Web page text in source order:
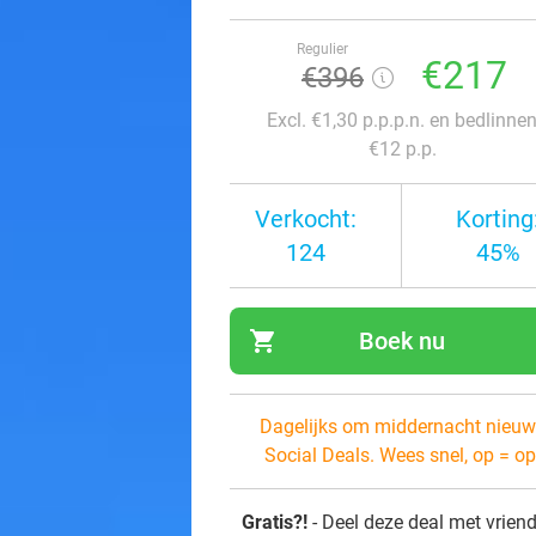
Regulier
€396 €217
Excl. €1,30 p.p.p.n. en bedlinnen
€12 p.p.
Verkocht:
124
45%
shopping_cart Boek nu
Dagelijks om middernacht
Social Deals. Wees snel, op =
Gratis?! - Deel deze deal met